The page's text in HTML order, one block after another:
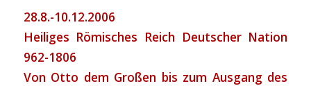
28.8.-10.12.2006
Heiliges Römisches Reich Deutscher Nation
962-1806
Von Otto dem Großen bis zum Ausgang des